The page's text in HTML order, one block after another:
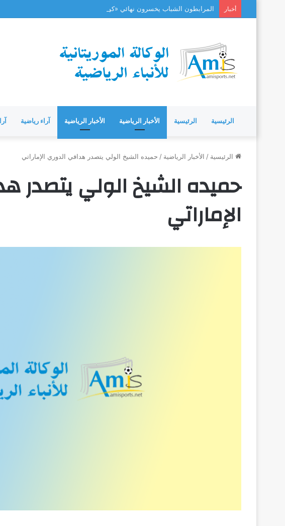
أخبار المرابطون الشباب يخسرون نهائي «كوتيف» بعد مسيرة مشرفة
الرئيسية الرئيسية الأخبار الرياضية الأخبار الرياضية آراء رياضية
الرئيسية / الأخبار الرياضية / حميده الشيخ الولي يتصدر هدافي الدوري الإماراتي
حميده الشيخ الولي يتصدر
الإماراتي